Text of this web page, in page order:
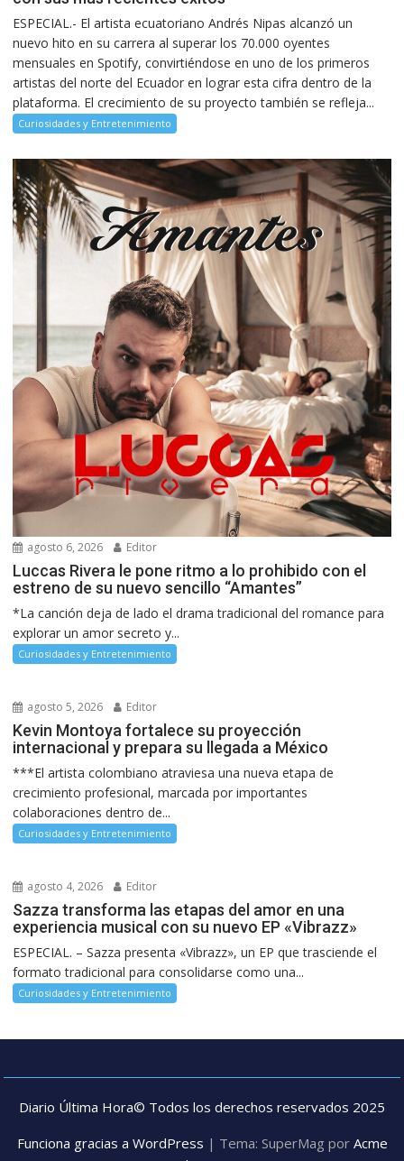
ESPECIAL.- El artista ecuatoriano Andrés Nipas alcanzó un
nuevo hito en su carrera al superar los 70.000 oyentes
mensuales en Spotify, convirtiéndose en uno de los primeros
artistas del norte del Ecuador en lograr esta cifra dentro de la
plataforma. El crecimiento de su proyecto también se refleja...
Curiosidades y Entretenimiento
agosto 6, 2026 Editor
Luccas Rivera le pone ritmo a lo prohibido con el
estreno de su nuevo sencillo “Amantes”
*La canción deja de lado el drama tradicional del romance para
explorar un amor secreto y...
Curiosidades y Entretenimiento
agosto 5, 2026 Editor
Kevin Montoya fortalece su proyección
internacional y prepara su llegada a México
***El artista colombiano atraviesa una nueva etapa de
crecimiento profesional, marcada por importantes
colaboraciones dentro de...
Curiosidades y Entretenimiento
agosto 4, 2026 Editor
Sazza transforma las etapas del amor en una
experiencia musical con su nuevo EP «Vibrazz»
ESPECIAL. – Sazza presenta «Vibrazz», un EP que trasciende el
formato tradicional para consolidarse como una...
Curiosidades y Entretenimiento
Diario Última Hora© Todos los derechos reservados 2025
Funciona gracias a WordPress | Tema: SuperMag por Acme